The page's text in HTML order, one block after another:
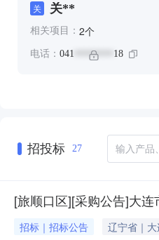
关 关**
相关项目： 2个
电话： 041 ******** 18
招投标 27
[旅顺口区][采购公告]大
招标｜招标公告 辽宁省｜